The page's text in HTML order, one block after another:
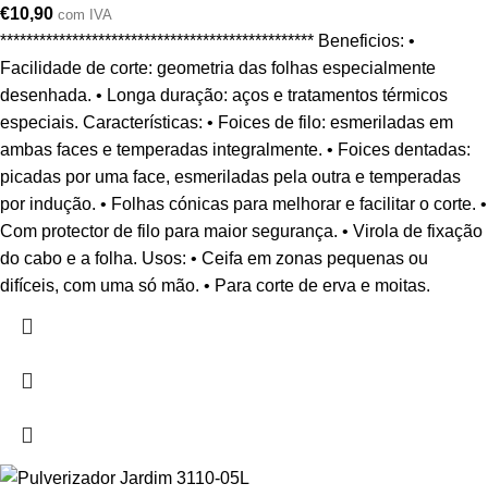
€10,90 com IVA
************************************************ Beneficios: •
Facilidade de corte: geometria das folhas especialmente
desenhada. • Longa duração: aços e tratamentos térmicos
especiais. Características: • Foices de filo: esmeriladas em
ambas faces e temperadas integralmente. • Foices dentadas:
picadas por uma face, esmeriladas pela outra e temperadas
por indução. • Folhas cónicas para melhorar e facilitar o corte. •
Com protector de filo para maior segurança. • Virola de fixação
do cabo e a folha. Usos: • Ceifa em zonas pequenas ou
difíceis, com uma só mão. • Para corte de erva e moitas.